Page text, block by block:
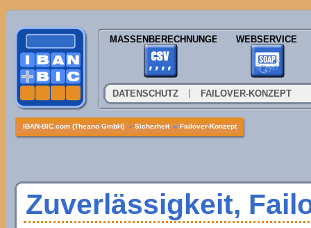
MASSENBERECHNUNGEN WEBSERVICE
DATENSCHUTZ FAILOVER-KONZEPT
IBAN-BIC.com (Theano GmbH) » Sicherheit » Failover-Konzept
Zuverlässigkeit,